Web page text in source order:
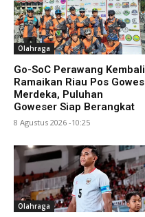
Olahraga
Go-SoC Perawang Kembali
Ramaikan Riau Pos Gowes
Merdeka, Puluhan
Goweser Siap Berangkat
8 Agustus 2026 -10:25
Olahraga